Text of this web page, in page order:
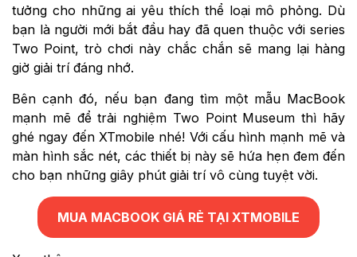
tưởng cho những ai yêu thích thể loại mô phỏng. Dù
bạn là người mới bắt đầu hay đã quen thuộc với series
Two Point, trò chơi này chắc chắn sẽ mang lại hàng
giờ giải trí đáng nhớ.
Bên cạnh đó, nếu bạn đang tìm một mẫu MacBook
mạnh mẽ để trải nghiệm Two Point Museum thì hãy
ghé ngay đến XTmobile nhé! Với cấu hình mạnh mẽ và
màn hình sắc nét, các thiết bị này sẽ hứa hẹn đem đến
cho bạn những giây phút giải trí vô cùng tuyệt vời.
MUA MACBOOK GIÁ RẺ TẠI XTMOBILE